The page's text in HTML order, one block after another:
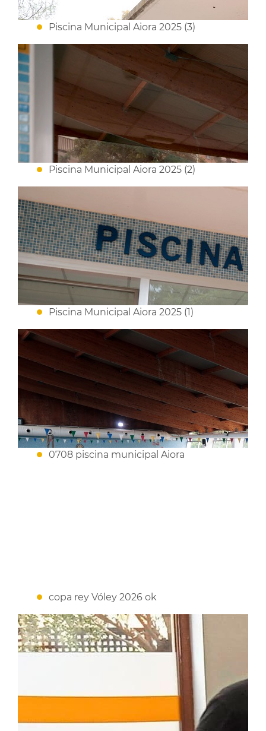
Piscina Municipal Aiora 2025 (3)
Piscina Municipal Aiora 2025 (2)
Piscina Municipal Aiora 2025 (1)
0708 piscina municipal Aiora
copa rey Vóley 2026 ok